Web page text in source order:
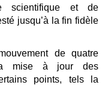
scientifique et de
jusqu’à la fin fidèle
de quatre
la mise à jour des
points, tels la